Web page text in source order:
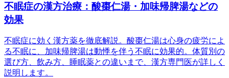
不眠症の漢方治療：酸棗仁湯・加味帰脾湯などの
効果
不眠症に効く漢方薬を徹底解説。酸棗仁湯は心身の疲労によ
る不眠に、加味帰脾湯は動悸を伴う不眠に効果的。体質別の
選び方、飲み方、睡眠薬との違いまで、漢方専門医が詳しく
説明します。